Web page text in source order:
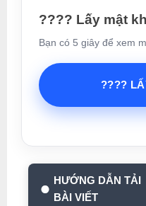
???? Lấy mật
Bạn có 5 giây để xem
????
HƯỚNG DẪN TẢI
BÀI VIẾT